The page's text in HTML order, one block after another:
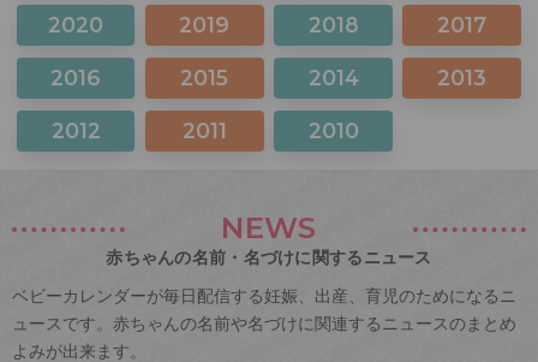
2020 2019 2018 2017
2016 2015 2014 2013
2012 2011 2010
NEWS
赤ちゃんの名前・名づけに関するニュース
ベビーカレンダーが毎日配信する妊娠、出産、育児のためになるニ
ュースです。赤ちゃんの名前や名づけに関連するニュースのまとめ
よみが出来ます。